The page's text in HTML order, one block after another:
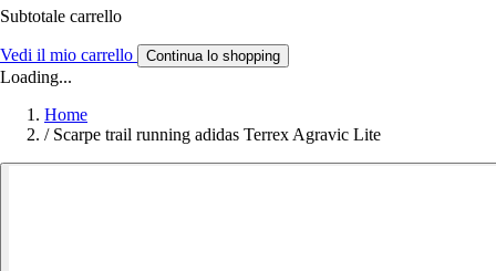
Subtotale carrello
Vedi il mio carrello Continua lo shopping
Loading...
Home
/ Scarpe trail running adidas Terrex Agravic Lite